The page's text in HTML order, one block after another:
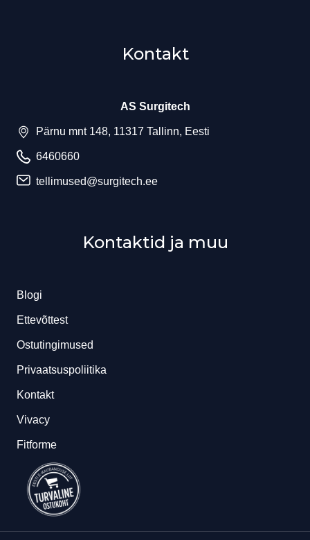
Kontakt
AS Surgitech
Pärnu mnt 148, 11317 Tallinn, Eesti
6460660
tellimused@surgitech.ee
Kontaktid ja muu
Blogi
Ettevõttest
Ostutingimused
Privaatsuspoliitika
Kontakt
Vivacy
Fitforme